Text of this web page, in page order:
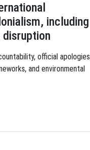
including
official
and environmental